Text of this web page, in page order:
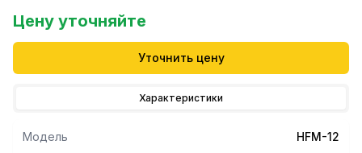
Цену уточняйте
Уточнить цену
Характеристики
Модель HFM-12